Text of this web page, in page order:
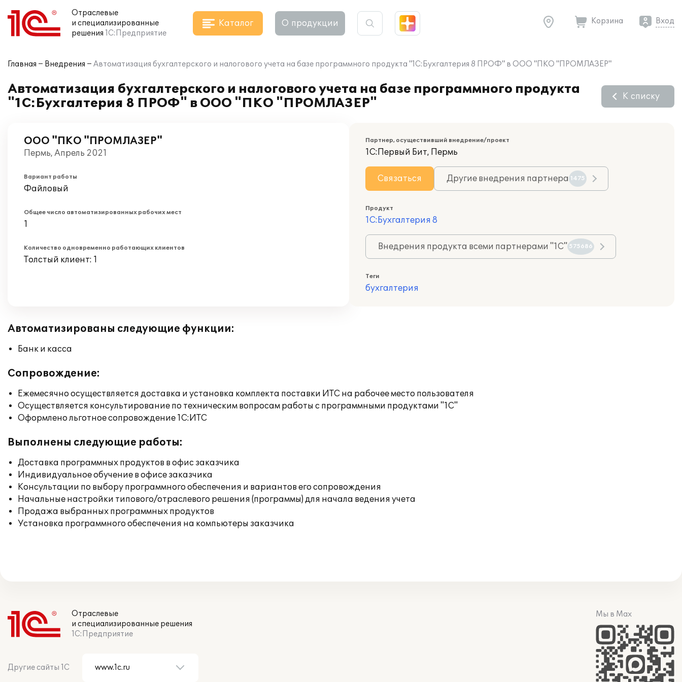
Отраслевые
и специализированные
решения 1С:Предприятие
Каталог О продукции Корзина Вход
Главная Внедрения Автоматизация бухгалтерского и налогового учета на базе программного продукта "1С:Бухгалтерия 8 ПРОФ" в ООО "ПКО "ПРОМЛАЗЕР"
Автоматизация бухгалтерского и налогового учета на базе программного продукта
"1С:Бухгалтерия 8 ПРОФ" в ООО "ПКО "ПРОМЛАЗЕР"
К списку
ООО "ПКО "ПРОМЛАЗЕР"
Пермь, Апрель 2021
Вариант работы
Файловый
Общее число автоматизированных рабочих мест
1
Количество одновременно работающих клиентов
Толстый клиент: 1
Партнер, осуществивший внедрение/проект
1С:Первый Бит, Пермь
Связаться Другие внедрения партнера 1475
Продукт
1С:Бухгалтерия 8
Внедрения продукта всеми партнерами "1С" 575686
Теги
бухгалтерия
Автоматизированы следующие функции:
Банк и касса
Сопровождение:
Ежемесячно осуществляется доставка и установка комплекта поставки ИТС на рабочее место пользователя
Осуществляется консультирование по техническим вопросам работы с программными продуктами "1С"
Оформлено льготное сопровождение 1С:ИТС
Выполнены следующие работы:
Доставка программных продуктов в офис заказчика
Индивидуальное обучение в офисе заказчика
Консультации по выбору программного обеспечения и вариантов его сопровождения
Начальные настройки типового/отраслевого решения (программы) для начала ведения учета
Продажа выбранных программных продуктов
Установка программного обеспечения на компьютеры заказчика
Отраслевые
и специализированные решения
1С:Предприятие
Другие сайты 1С
Мы в Max